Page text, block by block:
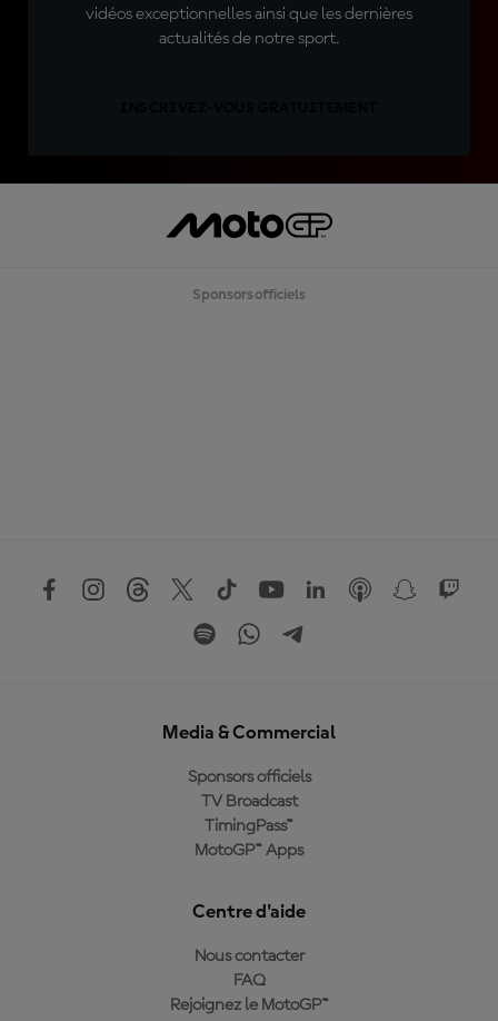
vidéos exceptionnelles ainsi que les dernières
actualités de notre sport.
Sponsors officiels
Media & Commercial
Sponsors officiels
TV Broadcast
TimingPass™
MotoGP™ Apps
Centre d'aide
Nous contacter
FAQ
Rejoignez le MotoGP™